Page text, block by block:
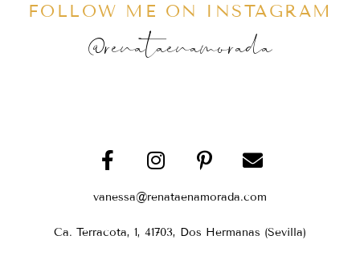
FOLLOW ME ON INSTAGRAM
@renataenamorada
vanessa@renataenamorada.com
Ca. Terracota, 1, 41703, Dos Hermanas (Sevilla)